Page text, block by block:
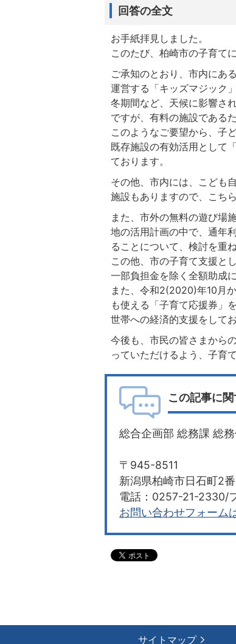
回答の全文
お手紙拝見しました。
このたび、柏崎市の子育て
ご承知のとおり、市内にあ
運営する「キッズマジック
冬期間など、天候に影響さ
ですが、有料の施設である
このようなご要望から、子
既存施設の有効活用として
ております。
その他、市内には、こども
施設もありますので、こち
また、市外の無料の遊び場
地の活用計画の中で、通年
ることについて、検討を重
この他、市の子育て支援と
一部負担金を除く全額助成
また、令和2(2020)年10月
も使える「子育て応援券」
世帯への経済的支援をしてお
今後も、市民の皆さまから
っていただけるよう、子育
この記事に
総合企画部 総務課 総
〒945-8511
新潟県柏崎市日石町2
電話：0257-21-2330/
お問い合わせフォーム
サイトマップ